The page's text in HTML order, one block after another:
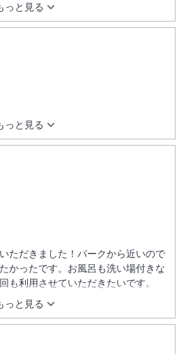
っと見る
っと見る
っと見る
ただきました！パークから近いので
かったです。お風呂も洗い場付きな
も利用させていただきたいです。